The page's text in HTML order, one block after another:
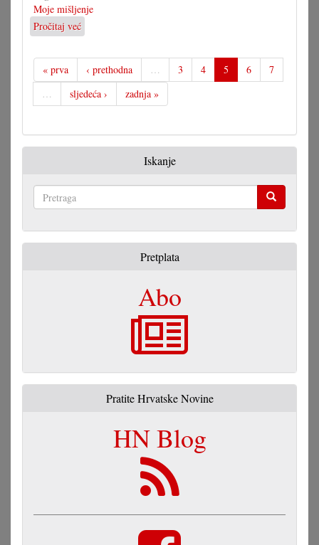
Moje mišljenje
Pročitaj već
Skraćenja
ćedu
bolno
pogoditi
gradišćanskohrvatske
« prva ‹ prethodna … 3 4 5 6
7
…
sljedeća › zadnja »
Iskanje
Pretplata
Abo
Pratite Hrvatske Novine
HN Blog